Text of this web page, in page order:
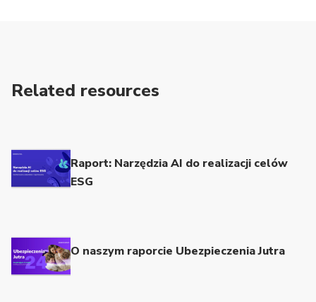
Related resources
Raport: Narzędzia AI do realizacji celów
ESG
O naszym raporcie Ubezpieczenia Jutra